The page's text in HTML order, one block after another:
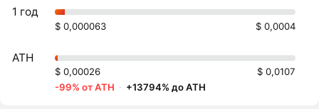
1 год
$ 0,000063 $ 0,0004
ATH
$ 0,00026
$ 0,0107
-99% от ATH · +13794% до ATH